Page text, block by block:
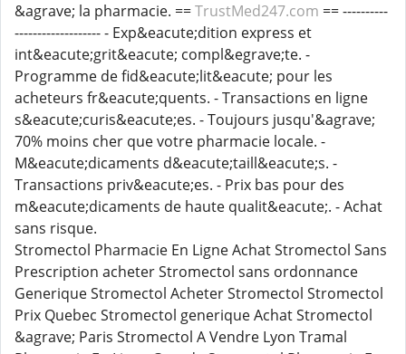
&agrave; la pharmacie. ==TrustMed247.com == ----------
------------------- - Exp&eacute;dition express et
int&eacute;grit&eacute; compl&egrave;te. -
Programme de fid&eacute;lit&eacute; pour les
acheteurs fr&eacute;quents. - Transactions en ligne
s&eacute;curis&eacute;es. - Toujours jusqu'&agrave;
70% moins cher que votre pharmacie locale. -
M&eacute;dicaments d&eacute;taill&eacute;s. -
Transactions priv&eacute;es. - Prix bas pour des
m&eacute;dicaments de haute qualit&eacute;. - Achat
sans risque.
Stromectol Pharmacie En Ligne Achat Stromectol Sans
Prescription acheter Stromectol sans ordonnance
Generique Stromectol Acheter Stromectol Stromectol
Prix Quebec Stromectol generique Achat Stromectol
&agrave; Paris Stromectol A Vendre Lyon Tramal